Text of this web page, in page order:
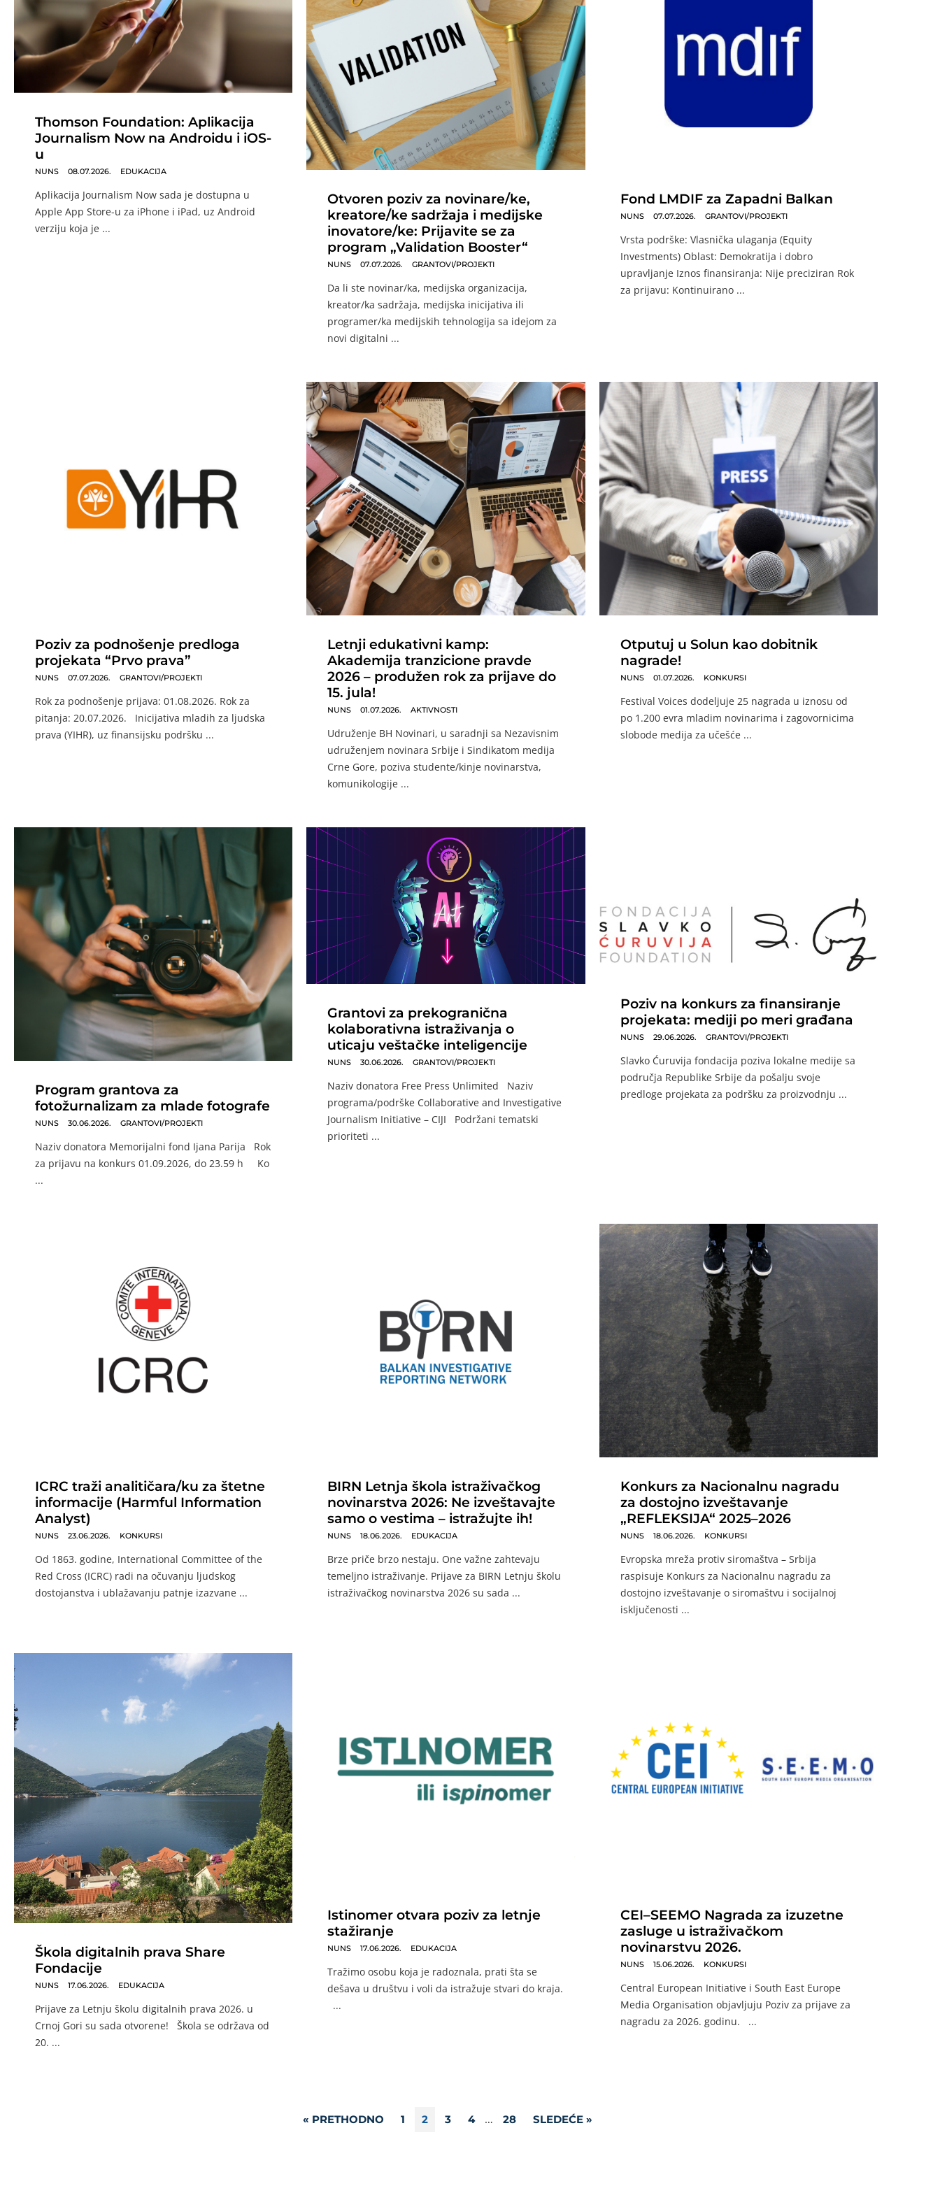
Thomson Foundation: Aplikacija
Journalism Now na Androidu i iOS-
u
NUNS 08.07.2026. EDUKACIJA
Aplikacija Journalism Now sada je dostupna u
Apple App Store-u za iPhone i iPad, uz Android
verziju koja je ...
Otvoren poziv za novinare/ke,
kreatore/ke sadržaja i medijske
inovatore/ke: Prijavite se za
program „Validation Booster“
NUNS 07.07.2026. GRANTOVI/PROJEKTI
Da li ste novinar/ka, medijska organizacija,
kreator/ka sadržaja, medijska inicijativa ili
programer/ka medijskih tehnologija sa idejom za
novi digitalni ...
Fond LMDIF za Zapadni Balkan
NUNS 07.07.2026. GRANTOVI/PROJEKTI
Vrsta podrške: Vlasnička ulaganja (Equity
Investments) Oblast: Demokratija i dobro
upravljanje Iznos finansiranja: Nije preciziran Rok
za prijavu: Kontinuirano ...
Poziv za podnošenje predloga
projekata “Prvo prava”
NUNS 07.07.2026. GRANTOVI/PROJEKTI
Rok za podnošenje prijava: 01.08.2026. Rok za
pitanja: 20.07.2026. Inicijativa mladih za ljudska
prava (YIHR), uz finansijsku podršku ...
Letnji edukativni kamp:
Akademija tranzicione pravde
2026 – produžen rok za prijave do
15. jula!
NUNS 01.07.2026. AKTIVNOSTI
Udruženje BH Novinari, u saradnji sa Nezavisnim
udruženjem novinara Srbije i Sindikatom medija
Crne Gore, poziva studente/kinje novinarstva,
komunikologije ...
Otputuj u Solun kao dobitnik
nagrade!
NUNS 01.07.2026. KONKURSI
Festival Voices dodeljuje 25 nagrada u iznosu od
po 1.200 evra mladim novinarima i zagovornicima
slobode medija za učešće ...
Program grantova za
fotožurnalizam za mlade fotografe
NUNS 30.06.2026. GRANTOVI/PROJEKTI
Naziv donatora Memorijalni fond Ijana Parija Rok
za prijavu na konkurs 01.09.2026, do 23.59 h Ko
...
Grantovi za prekogranična
kolaborativna istraživanja o
uticaju veštačke inteligencije
NUNS 30.06.2026. GRANTOVI/PROJEKTI
Naziv donatora Free Press Unlimited Naziv
programa/podrške Collaborative and Investigative
Journalism Initiative – CIJI Podržani tematski
prioriteti ...
Poziv na konkurs za finansiranje
projekata: mediji po meri građana
NUNS 29.06.2026. GRANTOVI/PROJEKTI
Slavko Ćuruvija fondacija poziva lokalne medije sa
područja Republike Srbije da pošalju svoje
predloge projekata za podršku za proizvodnju ...
ICRC traži analitičara/ku za štetne
informacije (Harmful Information
Analyst)
NUNS 23.06.2026. KONKURSI
Od 1863. godine, International Committee of the
Red Cross (ICRC) radi na očuvanju ljudskog
dostojanstva i ublažavanju patnje izazvane ...
BIRN Letnja škola istraživačkog
novinarstva 2026: Ne izveštavajte
samo o vestima – istražujte ih!
NUNS 18.06.2026. EDUKACIJA
Brze priče brzo nestaju. One važne zahtevaju
temeljno istraživanje. Prijave za BIRN Letnju školu
istraživačkog novinarstva 2026 su sada ...
Konkurs za Nacionalnu nagradu
za dostojno izveštavanje
„REFLEKSIJA“ 2025–2026
NUNS 18.06.2026. KONKURSI
Evropska mreža protiv siromaštva – Srbija
raspisuje Konkurs za Nacionalnu nagradu za
dostojno izveštavanje o siromaštvu i socijalnoj
isključenosti ...
Škola digitalnih prava Share
Fondacije
NUNS 17.06.2026. EDUKACIJA
Prijave za Letnju školu digitalnih prava 2026. u
Crnoj Gori su sada otvorene! Škola se održava od
20. ...
Istinomer otvara poziv za letnje
stažiranje
NUNS 17.06.2026. EDUKACIJA
Tražimo osobu koja je radoznala, prati šta se
dešava u društvu i voli da istražuje stvari do kraja.
...
CEI–SEEMO Nagrada za izuzetne
zasluge u istraživačkom
novinarstvu 2026.
NUNS 15.06.2026. KONKURSI
Central European Initiative i South East Europe
Media Organisation objavljuju Poziv za prijave za
nagradu za 2026. godinu. ...
« PRETHODNO 1 2 3 4 … 28 SLEDEĆE »